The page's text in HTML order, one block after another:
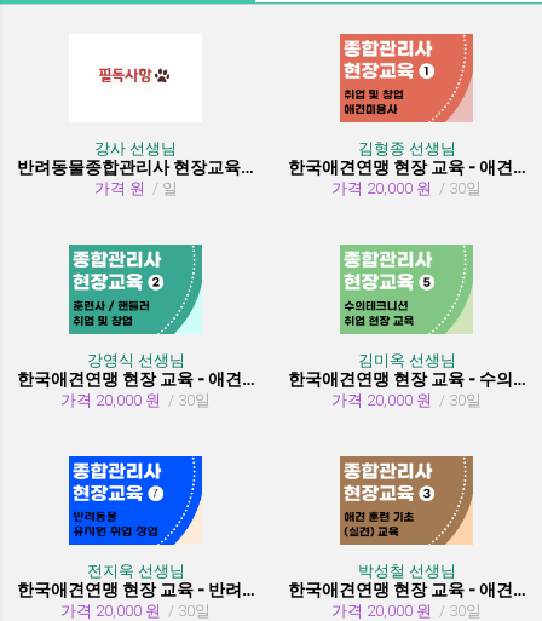
강사 선생님
반려동물종합관리사 현장교육 수강시 필독사항
가격 원 / 일
김형종 선생님
한국애견연맹 현장 교육 - 애견미용사 취업 및 창업
가격 20,000 원 / 30일
강영식 선생님
한국애견연맹 현장 교육 - 애견훈련사/핸들러 취업 및 창업
가격 20,000 원 / 30일
김미옥 선생님
한국애견연맹 현장 교육 - 수의테크니션(동물보건사) (취업 현장 교육)
가격 20,000 원 / 30일
전지욱 선생님
한국애견연맹 현장 교육 - 반려동물 유치원 취창업
가격 20,000 원 / 30일
박성철 선생님
한국애견연맹 현장 교육 - 애견 훈련 기초 (실견)
가격 20,000 원 / 30일